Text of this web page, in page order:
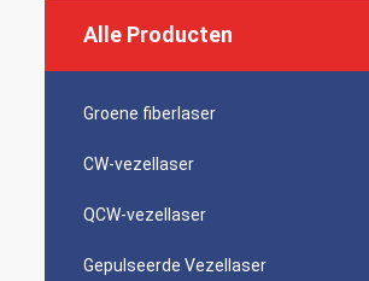
Alle Producten
Groene fiberlaser
CW-vezellaser
QCW-vezellaser
Gepulseerde Vezellaser